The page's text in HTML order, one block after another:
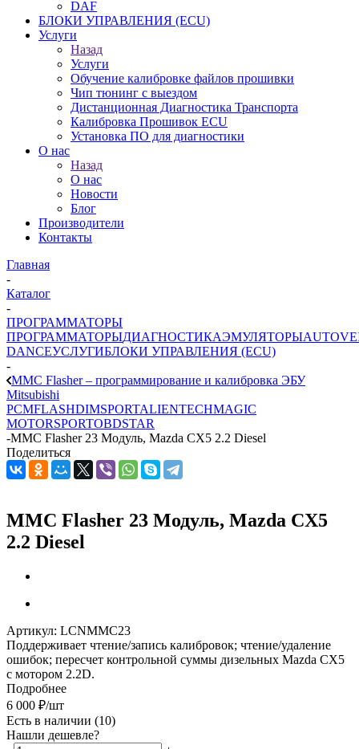
DAF
БЛОКИ УПРАВЛЕНИЯ (ECU)
Услуги
Назад
Услуги
Обучение калибровке файлов прошивки
Чип тюнинг с выездом
Дистанционная Диагностика Транспорта
Калибровка Прошивок ECU
Установка ПО для диагностики
О нас
Назад
О нас
Новости
Блог
Производители
Контакты
Главная
-
Каталог
-
ПРОГРАММАТОРЫ
ПРОГРАММАТОРЫДИАГНОСТИКАЭМУЛЯТОРЫ
DANCEУСЛУГИБЛОКИ УПРАВЛЕНИЯ (ECU)
-
MMC Flasher – программирование и калибровка ЭБУ
Mitsubishi
PCMFLASHDIMSPORTALIENTECHMAGIC
MOTORSPORTOBDSTAR
-MMC Flasher 23 Модуль, Mazda CX5 2.2 Diesel
Поделиться
MMC Flasher 23 Модуль, Mazda CX5
2.2 Diesel
Артикул: LCNMMC23
Поддерживает чтение/запись калибровок; чтение/удаление
ошибок; пересчет контрольной суммы дизельных Mazda CX5
с мотором 2.2D.
Подробнее
6 000 ₽/шт
Есть в наличии (10)
Нашли дешевле?